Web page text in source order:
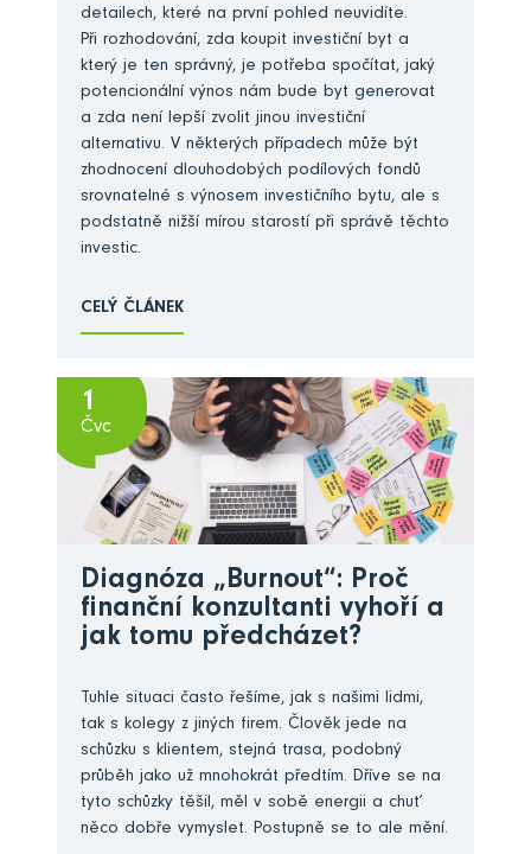
detailech, které na první pohled neuvidíte.
Při rozhodování, zda koupit investiční byt a
který je ten správný, je potřeba spočítat, jaký
potencionální výnos nám bude byt generovat
a zda není lepší zvolit jinou investiční
alternativu. V některých případech může být
zhodnocení dlouhodobých podílových fondů
srovnatelné s výnosem investičního bytu, ale s
podstatně nižší mírou starostí při správě těchto
investic.
CELÝ ČLÁNEK
1
Čvc
Diagnóza „Burnout“: Proč
finanční konzultanti vyhoří a
jak tomu předcházet?
Tuhle situaci často řešíme, jak s našimi lidmi,
tak s kolegy z jiných firem. Člověk jede na
schůzku s klientem, stejná trasa, podobný
průběh jako už mnohokrát předtím. Dříve se na
tyto schůzky těšil, měl v sobě energii a chuť
něco dobře vymyslet. Postupně se to ale mění.